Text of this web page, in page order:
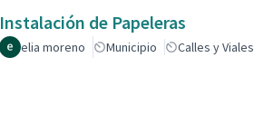
Instalación de Papeleras
elia moreno Municipio Calles y Viales